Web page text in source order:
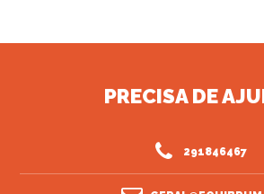
PRECISA DE
291846467